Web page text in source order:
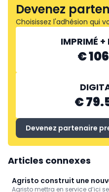
Devenez
Choisissez l'adhésion qui
IMPRIMÉ +
€ 106
€
Devenez partenaire
Articles connexes
Agristo construit une
Agristo mettra en service d’ici